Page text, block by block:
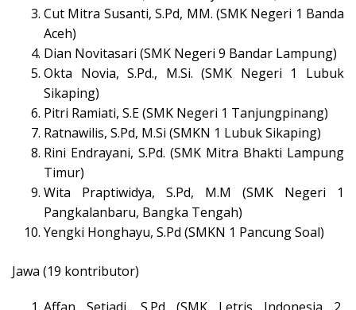
Cut Mitra Susanti, S.Pd, MM. (SMK Negeri 1 Banda
Aceh)
Dian Novitasari (SMK Negeri 9 Bandar Lampung)
Okta Novia, S.Pd., M.Si. (SMK Negeri 1 Lubuk
Sikaping)
Pitri Ramiati, S.E (SMK Negeri 1 Tanjungpinang)
Ratnawilis, S.Pd, M.Si (SMKN 1 Lubuk Sikaping)
Rini Endrayani, S.Pd. (SMK Mitra Bhakti Lampung
Timur)
Wita Praptiwidya, S.Pd, M.M (SMK Negeri 1
Pangkalanbaru, Bangka Tengah)
Yengki Honghayu, S.Pd (SMKN 1 Pancung Soal)
Jawa (19 kontributor)